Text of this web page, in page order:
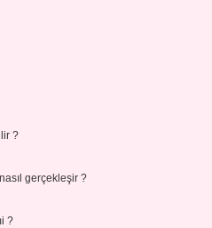
?
gerçekleşir ?
?